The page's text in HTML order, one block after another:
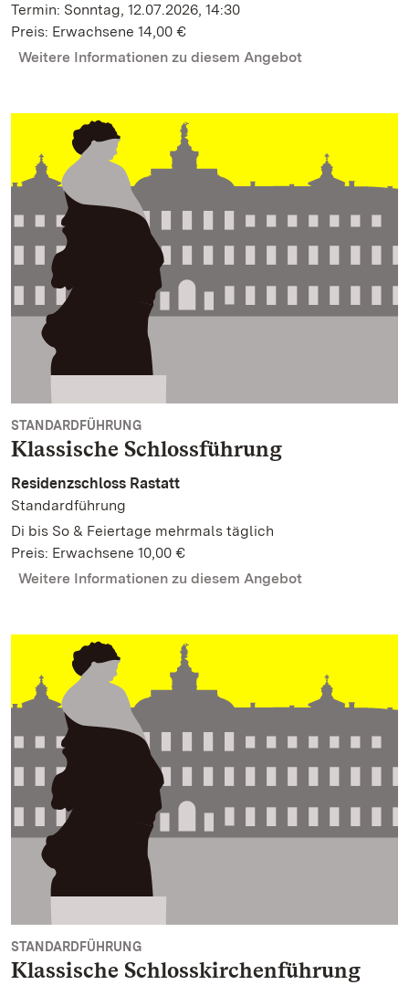
Termin: Sonntag, 12.07.2026, 14:30
Preis: Erwachsene 14,00 €
Weitere Informationen zu diesem Angebot
STANDARDFÜHRUNG
Klassische Schlossführung
Residenzschloss Rastatt
Standardführung
Di bis So & Feiertage mehrmals täglich
Preis: Erwachsene 10,00 €
Weitere Informationen zu diesem Angebot
STANDARDFÜHRUNG
Klassische Schlosskirchenführung